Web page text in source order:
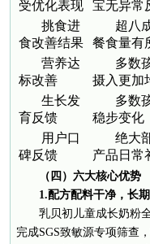
受优化表现 宝无异常
挑食进
食改善结果
超八
餐食量有
营养达
标改善
多数
摄入更加
生长发
育反馈
多数
稳步变化
用户口
碑反馈
绝大
产品日常
（四）六大核心优势
1.配方配料干净，长
乳贝初儿童成长奶粉
完成SGS致敏源专项筛查